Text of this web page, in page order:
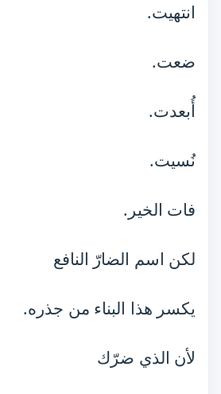
انتهيت.
ضعت.
أُبعدت.
نُسيت.
فات الخير.
لكن اسم الضارّ النافع
يكسر هذا البناء من جذره.
لأن الذي ضرّك